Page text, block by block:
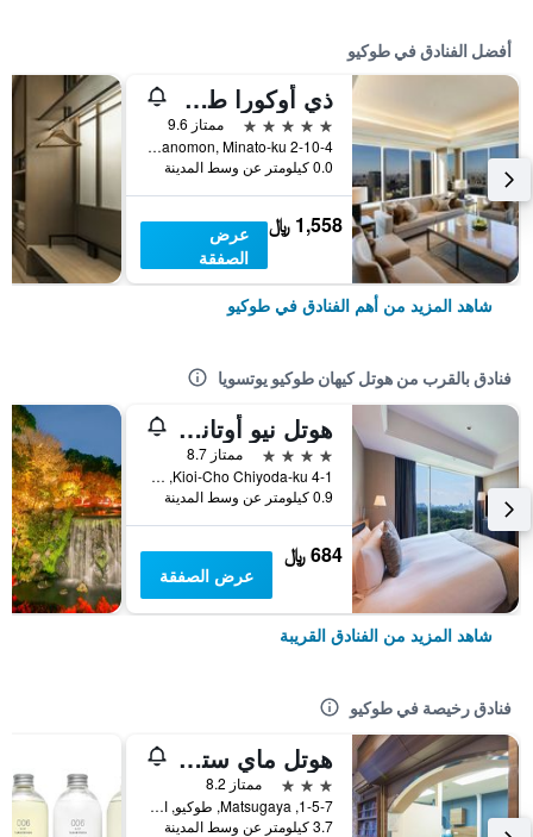
أفضل الفنادق في طوكيو
ذي أوكورا طوكيو
5 نجوم
ممتاز 9.6
2-10-4 Toranomon, Minato-ku, طوكيو, اليابان
0.0 كيلومتر عن وسط المدينة
1,558 ﷼
عرض
الصفقة
شاهد المزيد من أهم الفنادق في طوكيو
فنادق بالقرب من هوتل كيهان طوكيو يوتسويا
هوتل نيو أوتاني طوكيو ذا ماين
4 نجوم
ممتاز 8.7
4-1 Kioi-Cho Chiyoda-ku, طوكيو, اليابان
0.9 كيلومتر عن وسط المدينة
684 ﷼
عرض الصفقة
شاهد المزيد من الفنادق القريبة
فنادق رخيصة في طوكيو
هوتل ماي ستايز أوينو إناريتشو
3 نجوم
ممتاز 8.2
1-5-7, Matsugaya, طوكيو, اليابان
3.7 كيلومتر عن وسط المدينة